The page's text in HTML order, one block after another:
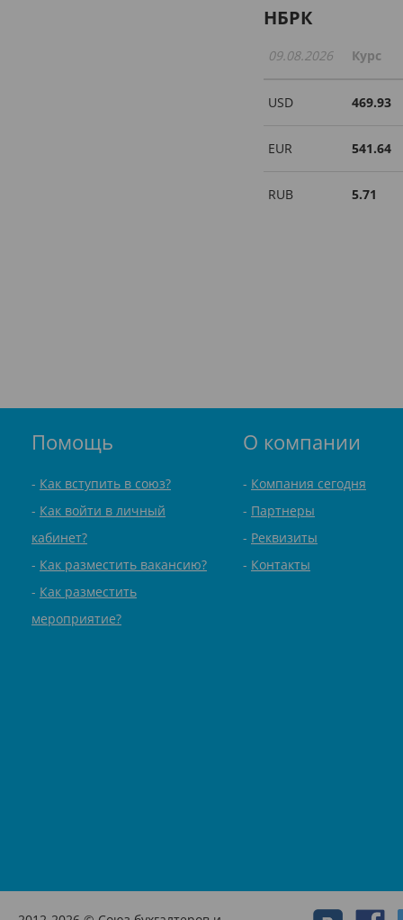
НБРК
09.08.2026 Курс
USD 469.93
EUR 541.64
RUB 5.71
Помощь
Как вступить в союз?
Как войти в личный
кабинет?
Как разместить вакансию?
Как разместить
мероприятие?
О компании
Компания сегодня
Партнеры
Реквизиты
Контакты